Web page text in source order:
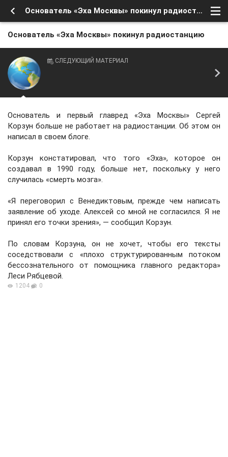
Основатель «Эха Москвы» покинул радиостанцию
Основатель «Эха Москвы» покинул радиостанцию
СЛЕДУЮЩИЙ МАТЕРИАЛ
Основатель и первый главред «Эха Москвы» Сергей
Корзун больше не работает на радиостанции. Об этом он
написал в своем блоге.
Корзун констатировал, что того «Эха», которое он
создавал в 1990 году, больше нет, поскольку у него
случилась «смерть мозга».
«Я переговорил с Венедиктовым, прежде чем написать
заявление об уходе. Алексей со мной не согласился. Я не
принял его точки зрения», — сообщил Корзун.
По словам Корзуна, он не хочет, чтобы его тексты
соседствовали с «плохо структурированным потоком
бессознательного от помощника главного редактора»
Леси Рябцевой.
1204 0